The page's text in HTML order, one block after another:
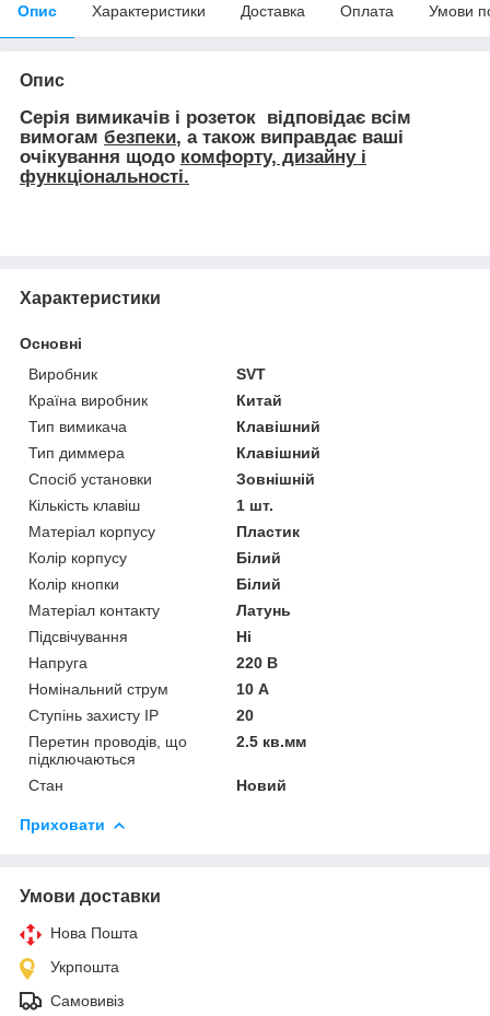
Опис Характеристики Доставка Оплата Умови
Опис
Серія вимикачів і розеток відповідає всім
вимогам безпеки, а також виправдає ваші
очікування щодо комфорту, дизайну і
функціональності.
Характеристики
Основні
Виробник
SVT
Країна виробник
Китай
Тип вимикача
Клавішний
Тип диммера
Клавішний
Спосіб установки
Зовнішній
Кількість клавіш
1 шт.
Матеріал корпусу
Пластик
Колір корпусу
Білий
Колір кнопки
Білий
Матеріал контакту
Латунь
Підсвічування
Ні
Напруга
220 В
Номінальний струм
10 А
Ступінь захисту IP
20
Перетин проводів, що
підключаються
2.5 кв.мм
Стан Новий
Приховати
Умови доставки
Нова Пошта
Укрпошта
Самовивіз